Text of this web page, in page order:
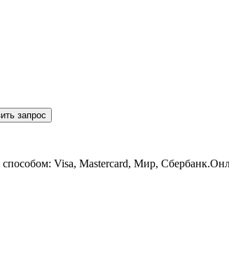
запрос
Visa, Mastercard, Мир,